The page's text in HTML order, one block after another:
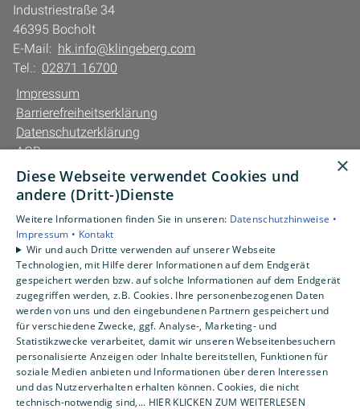
Industriestraße 34
46395 Bocholt
E-Mail: hk.info@klingeberg.com
Tel.: 02871 16700
Impressum
Barrierefreiheitserklärung
Datenschutzerklärung
AGB
Unsere Bereiche
Gewerbekunden
Karriere
Unternehmen
Kontakt
×
Diese Webseite verwendet Cookies und
andere (Dritt-)Dienste
Weitere Informationen finden Sie in unseren: Datenschutzhinweise •
Impressum • Kontakt
Wir und auch Dritte verwenden auf unserer Webseite
Technologien, mit Hilfe derer Informationen auf dem Endgerät
gespeichert werden bzw. auf solche Informationen auf dem Endgerät
zugegriffen werden, z.B. Cookies. Ihre personenbezogenen Daten
werden von uns und den eingebundenen Partnern gespeichert und
für verschiedene Zwecke, ggf. Analyse-, Marketing- und
Statistikzwecke verarbeitet, damit wir unseren Webseitenbesuchern
personalisierte Anzeigen oder Inhalte bereitstellen, Funktionen für
soziale Medien anbieten und Informationen über deren Interessen
und das Nutzerverhalten erhalten können. Cookies, die nicht
technisch-notwendig sind,... HIER KLICKEN ZUM WEITERLESEN